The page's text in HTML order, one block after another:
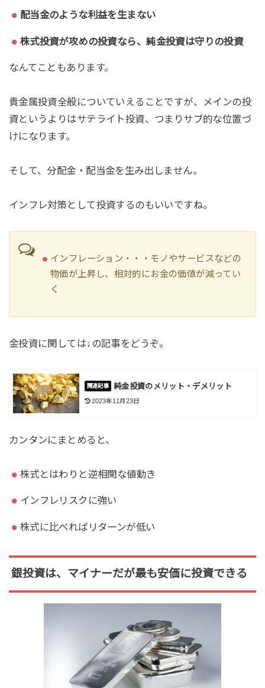
配当金のような利益を生まない
株式投資が攻めの投資なら、純金投資は守りの投資
なんてこともあります。
貴金属投資全般についていえることですが、メインの投
資というよりはサテライト投資、つまりサブ的な位置づ
けになります。
そして、分配金・配当金を生み出しません。
インフレ対策として投資するのもいいですね。
インフレーション・・・モノやサービスなどの
物価が上昇し、相対的にお金の価値が減ってい
く
金投資に関しては↓の記事をどうぞ。
純金投資のメリット・デメリット
2023年11月23日
カンタンにまとめると、
株式とはわりと逆相関な値動き
インフレリスクに強い
株式に比べればリターンが低い
銀投資は、マイナーだが最も安価に投資できる